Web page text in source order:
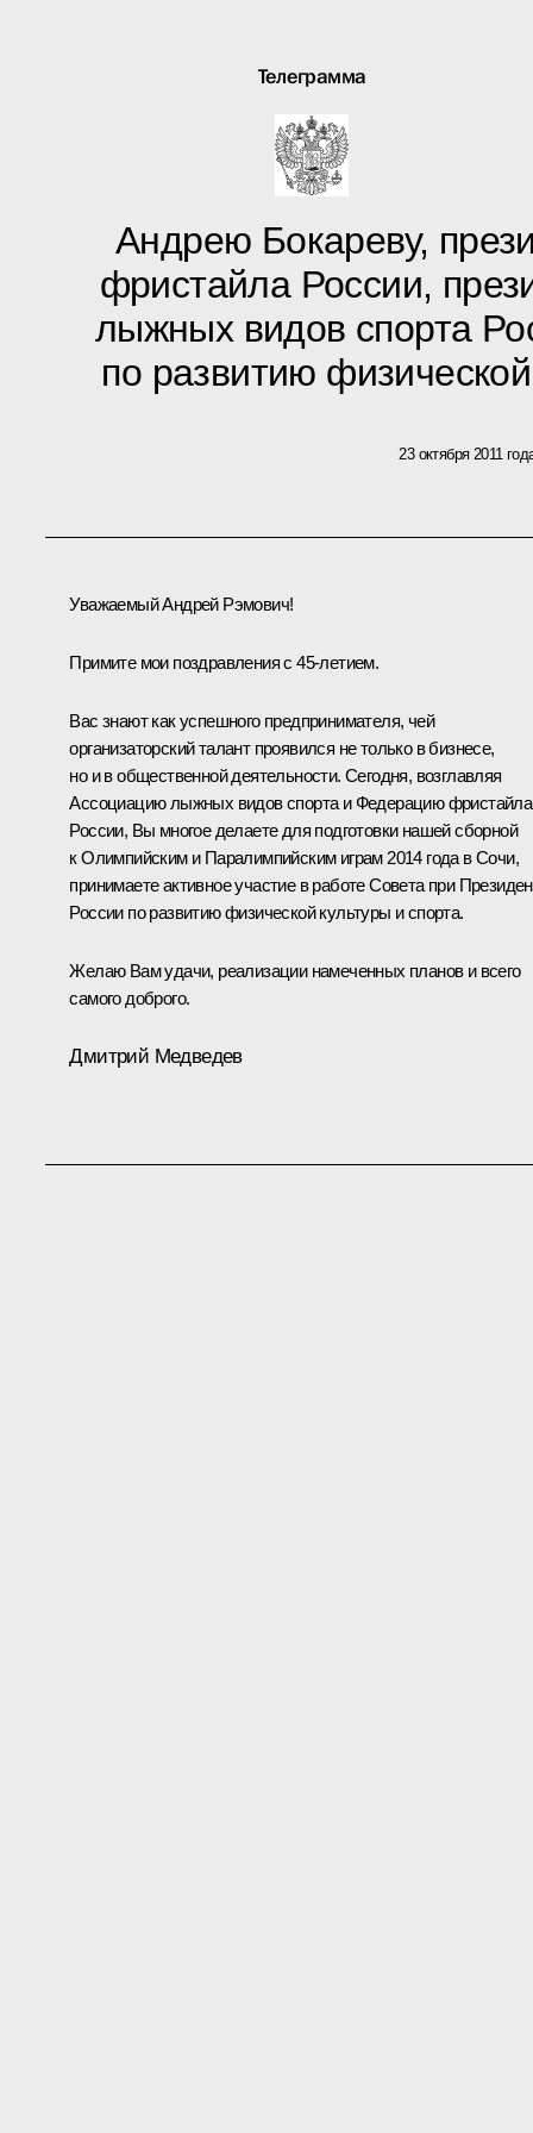
Телеграмма
Андрею Бокареву,
фристайла России,
лыжных видов спорта
по развитию
23 октября 2011
Уважаемый Андрей Рэмович!
Примите мои поздравления с 45-летием.
Вас знают как успешного предпринимателя, чей
организаторский талант проявился не только в бизнесе,
но и в общественной деятельности. Сегодня, возглавляя
Ассоциацию лыжных видов спорта и Федерацию фристайла
России, Вы многое делаете для подготовки нашей сборной
к Олимпийским и Паралимпийским играм 2014 года в Сочи,
принимаете активное участие в работе Совета при
России по развитию физической культуры и спорта.
Желаю Вам удачи, реализации намеченных планов и всего
самого доброго.
Дмитрий Медведев